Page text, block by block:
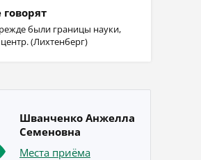
были границы науки,
(Лихтенберг)
Шванченко Анжелла
Семеновна
Места приёма